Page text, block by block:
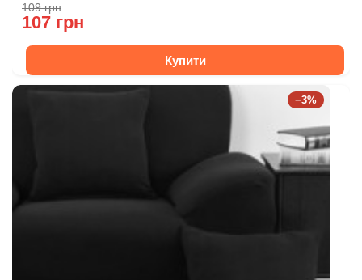
109 грн
107 грн
Купити
−3%